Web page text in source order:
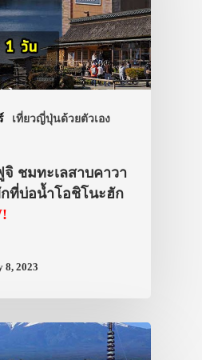
เที่ยวญี่ปุ่นด้วยตัวเอง
ชมทะเลสาบคาวา
ที่บ่อน้ำโอชิโนะฮัก
8, 2023